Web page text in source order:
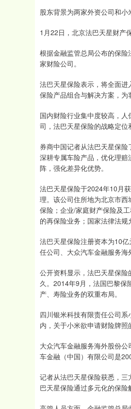
股东背景为两家外资公司和小
1月22日，北京法巴天星财产
根据金融监管总局公布的保
家财险公司。
法巴天星保险表示，将全面
保险产品组合与解决方案，为
国内财险行业集中度较高，
司，法巴天星保险的战略定位
券商中国记者从法巴天星保
深耕专属车险产品，优化理
阵，强化差异化优势。
法巴天星保险于2024年10月
理。该公司住所地为北京市
保险；企业/家庭财产保险及
的再保险业务；国家法律法规
法巴天星保险注册资本为10
任公司、大众汽车金融服务海
公开资料显示，法巴天星保
久。2014年9月，法国巴黎保
产、寿险业务的双重布局。
四川银米科技有限责任公司
内，关于小米欲申请财险牌照
大众汽车金融服务海外股份
车金融（中国）有限公司是
记者从法巴天星保险获悉，
巴天星保险通过多元化的保险